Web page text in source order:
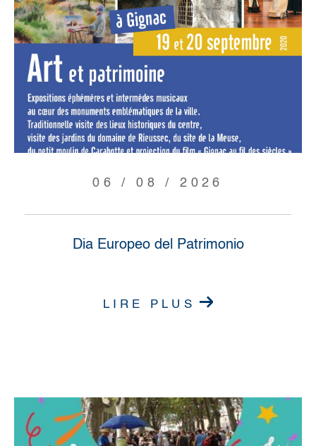
06 / 08 / 2026
Dia Europeo del Patrimonio
LIRE PLUS